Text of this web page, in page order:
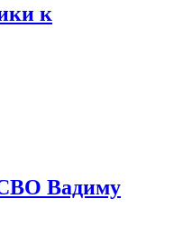
к
Вадиму